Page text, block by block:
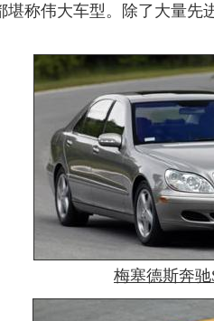
堪称伟大车型。除了大量先
梅塞德斯奔驰